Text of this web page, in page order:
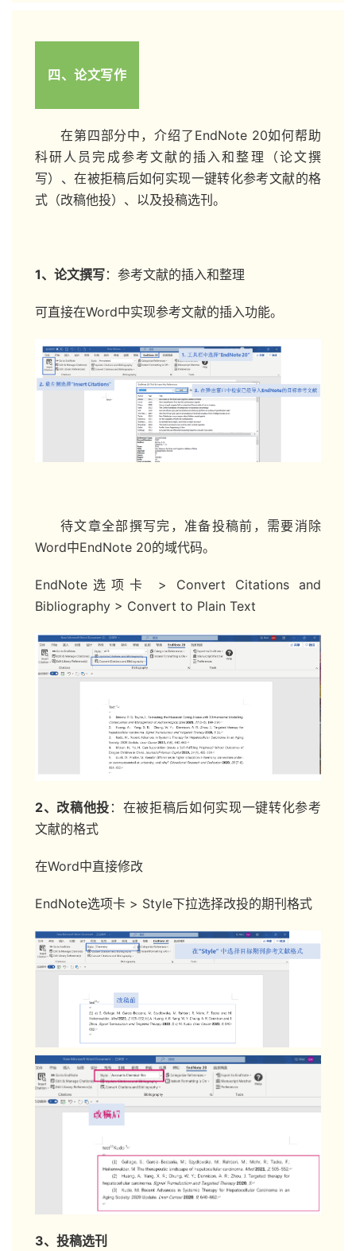
四、论文写作
在第四部分中，介绍了EndNote 20如何帮助
科研人员完成参考文献的插入和整理（论文撰
写）、在被拒稿后如何实现一键转化参考文献的格
式（改稿他投）、以及投稿选刊。
1、论文撰写：参考文献的插入和整理
可直接在Word中实现参考文献的插入功能。
待文章全部撰写完，准备投稿前，需要消除
Word中EndNote 20的域代码。
EndNote选项卡 > Convert Citations and
Bibliography > Convert to Plain Text
2、改稿他投 ：在被拒稿后如何实现一键转化参考
文献的格式
在Word中直接修改
EndNote选项卡 > Style下拉选择改投的期刊格式
3、投稿选刊